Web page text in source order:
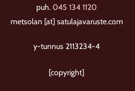
puh. 045 134 1120
metsolan [at] satulajavaruste.com
y-tunnus 2113234-4
[copyright]